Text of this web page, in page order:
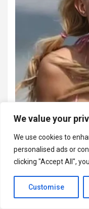
We value your
We use cookies to
personalised ads or
clicking "Accept All",
Customise